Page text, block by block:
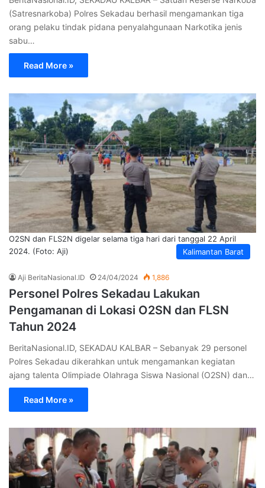
(Satresnarkoba) Polres Sekadau berhasil mengamankan tiga
orang pelaku tindak pidana penyalahgunaan Narkotika jenis
sabu…
Read More »
Kalimantan Barat
O2SN dan FLS2N digelar selama tiga hari dari tanggal 22 April
2024. (Foto: Aji)
Aji BeritaNasional.ID 24/04/2024 1,886
Personel Polres Sekadau Lakukan
Pengamanan di Lokasi O2SN dan FLSN
Tahun 2024
BeritaNasional.ID, SEKADAU KALBAR – Sebanyak 29 personel
Polres Sekadau dikerahkan untuk mengamankan kegiatan
ajang talenta Olimpiade Olahraga Siswa Nasional (O2SN) dan…
Read More »